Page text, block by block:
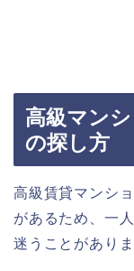
高級マン
の探し方
高級賃貸マンシ
があるため、一
迷うことがありま